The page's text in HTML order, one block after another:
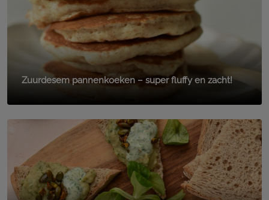
Zuurdesem pannenkoeken – super fluffy en zacht!